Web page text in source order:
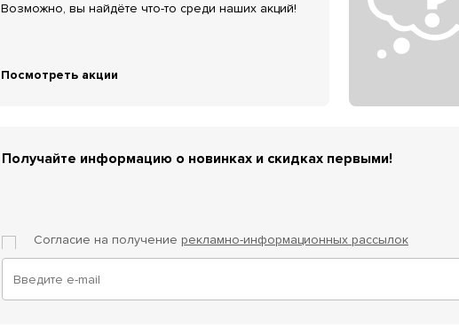
Возможно, вы найдёте что-то среди наших акций!
Посмотреть акции
Получайте информацию о новинках и скидках первыми!
Согласие на получение рекламно-информационных рассылок